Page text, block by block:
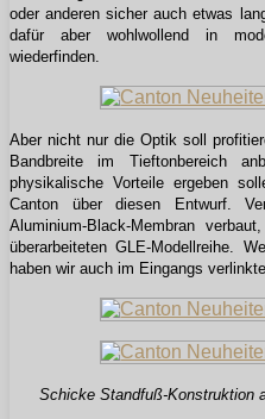
oder anderen sicher auch etwas
dafür aber wohlwollend in
wiederfinden.
Aber nicht nur die Optik soll
Bandbreite im Tieftonbereich
physikalische Vorteile ergeben
Canton über diesen Entwurf.
Aluminium-Black-Membran
überarbeiteten GLE-Modellreihe.
haben wir auch im Eingangs
Schicke Standfuß-Konstruktion